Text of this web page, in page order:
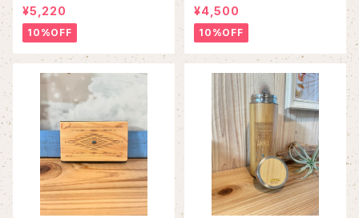
¥5,220
10%OFF
¥4,500
10%OFF